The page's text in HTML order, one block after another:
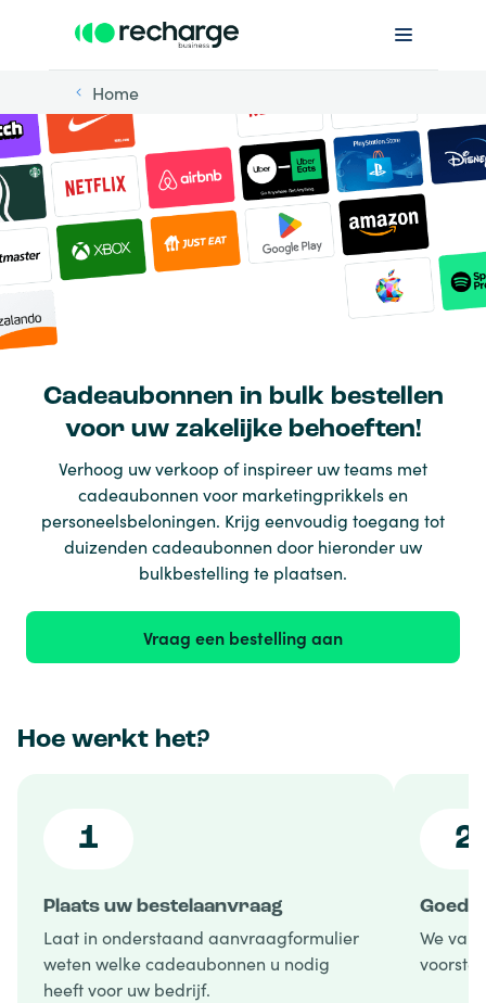
Home
Cadeaubonnen in bulk bestellen
voor uw zakelijke behoeften!
Verhoog uw verkoop of inspireer uw teams met
cadeaubonnen voor marketingprikkels en
personeelsbeloningen. Krijg eenvoudig toegang tot
duizenden cadeaubonnen door hieronder uw
bulkbestelling te plaatsen.
Vraag een bestelling aan
Hoe werkt het?
1
Plaats uw bestelaanvraag
Laat in onderstaand aanvraagformulier
weten welke cadeaubonnen u nodig
heeft voor uw bedrijf.
2
We